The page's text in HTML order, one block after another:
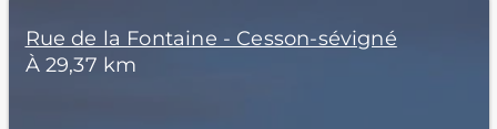
Rue de la Fontaine - Cesson-sévigné
À 29,37 km